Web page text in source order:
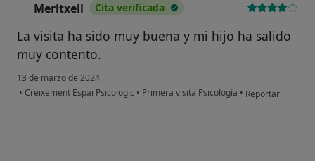
Meritxell Cita verificada
La visita ha sido muy buena y mi hijo ha salido
muy contento.
13 de marzo de 2024
• Creixement Espai Psicologic • Primera visita Psicología • en opinión del
Reportar